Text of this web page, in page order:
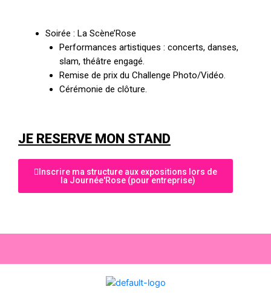
Soirée : La Scène’Rose
Performances artistiques : concerts, danses,
slam, théâtre engagé.
Remise de prix du Challenge Photo/Vidéo.
Cérémonie de clôture.
JE RESERVE MON STAND
Inscrire ma structure aux expositions lors de
la Journée'Rose (pour entreprise)